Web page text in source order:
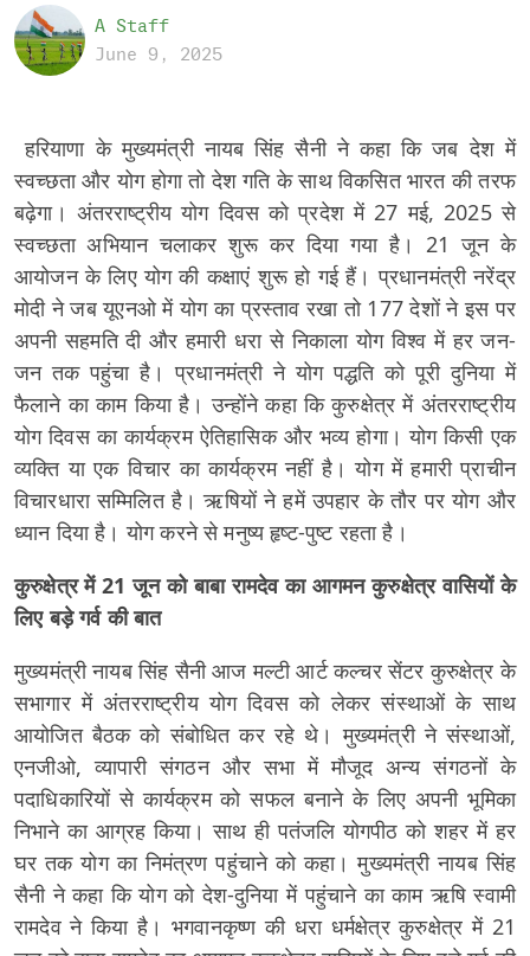
A Staff
June 9, 2025
हरियाणा के मुख्यमंत्री नायब सिंह सैनी ने कहा कि जब देश में
स्वच्छता और योग होगा तो देश गति के साथ विकसित भारत की तरफ
बढ़ेगा। अंतरराष्ट्रीय योग दिवस को प्रदेश में 27 मई, 2025 से
स्वच्छता अभियान चलाकर शुरू कर दिया गया है। 21 जून के
आयोजन के लिए योग की कक्षाएं शुरू हो गई हैं। प्रधानमंत्री नरेंद्र
मोदी ने जब यूएनओ में योग का प्रस्ताव रखा तो 177 देशों ने इस पर
अपनी सहमति दी और हमारी धरा से निकाला योग विश्व में हर जन-
जन तक पहुंचा है। प्रधानमंत्री ने योग पद्धति को पूरी दुनिया में
फैलाने का काम किया है। उन्होंने कहा कि कुरुक्षेत्र में अंतरराष्ट्रीय
योग दिवस का कार्यक्रम ऐतिहासिक और भव्य होगा। योग किसी एक
व्यक्ति या एक विचार का कार्यक्रम नहीं है। योग में हमारी प्राचीन
विचारधारा सम्मिलित है। ऋषियों ने हमें उपहार के तौर पर योग और
ध्यान दिया है। योग करने से मनुष्य हृष्ट-पुष्ट रहता है।
कुरुक्षेत्र में 21 जून को बाबा रामदेव का आगमन कुरुक्षेत्र वासियों के
लिए बड़े गर्व की बात
मुख्यमंत्री नायब सिंह सैनी आज मल्टी आर्ट कल्चर सेंटर कुरुक्षेत्र के
सभागार में अंतरराष्ट्रीय योग दिवस को लेकर संस्थाओं के साथ
आयोजित बैठक को संबोधित कर रहे थे। मुख्यमंत्री ने संस्थाओं,
एनजीओ, व्यापारी संगठन और सभा में मौजूद अन्य संगठनों के
पदाधिकारियों से कार्यक्रम को सफल बनाने के लिए अपनी भूमिका
निभाने का आग्रह किया। साथ ही पतंजलि योगपीठ को शहर में हर
घर तक योग का निमंत्रण पहुंचाने को कहा। मुख्यमंत्री नायब सिंह
सैनी ने कहा कि योग को देश-दुनिया में पहुंचाने का काम ऋषि स्वामी
रामदेव ने किया है। भगवानकृष्ण की धरा धर्मक्षेत्र कुरुक्षेत्र में 21